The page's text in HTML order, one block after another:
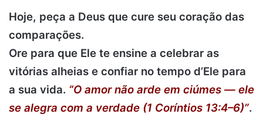
Hoje, peça a Deus que cure seu coração das
comparações.
Ore para que Ele te ensine a celebrar as
vitórias alheias e confiar no tempo d’Ele para
a sua vida. “O amor não arde em ciúmes — ele
se alegra com a verdade (1 Coríntios 13:4–6)”.